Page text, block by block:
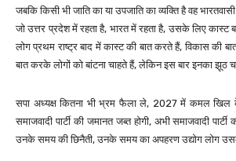
जबकि किसी भी जाति का या उपजाति का व्यक्ति है वह
जो उत्तर प्रदेश में रहता है, भारत में रहता है, उसके लिए कास्ट
लोग प्रथम राष्ट्र बाद में कास्ट की बात करते हैं, विकास की
बात करके लोगों को बांटना चाहते हैं, लेकिन इस बार इनका झूठ
सपा अध्यक्ष कितना भी भ्रम फैला ले, 2027 में कमल
समाजवादी पार्टी की जमानत जब्त होगी, अभी समाजवादी
उनके समय की छिनैती, उनके समय का अपहरण उद्योग लोग